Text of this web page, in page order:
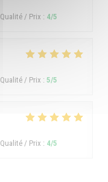
Qualité / Prix : 4/5
Qualité / Prix : 5/5
Qualité / Prix : 4/5